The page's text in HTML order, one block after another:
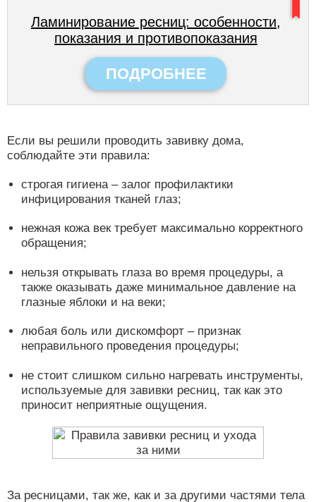
Ламинирование ресниц: особенности,
показания и противопоказания
ПОДРОБНЕЕ
Если вы решили проводить завивку дома,
соблюдайте эти правила:
строгая гигиена – залог профилактики
инфицирования тканей глаз;
нежная кожа век требует максимально корректного
обращения;
нельзя открывать глаза во время процедуры, а
также оказывать даже минимальное давление на
глазные яблоки и на веки;
любая боль или дискомфорт – признак
неправильного проведения процедуры;
не стоит слишком сильно нагревать инструменты,
используемые для завивки ресниц, так как это
приносит неприятные ощущения.
За ресницами, так же, как и за другими частями тела